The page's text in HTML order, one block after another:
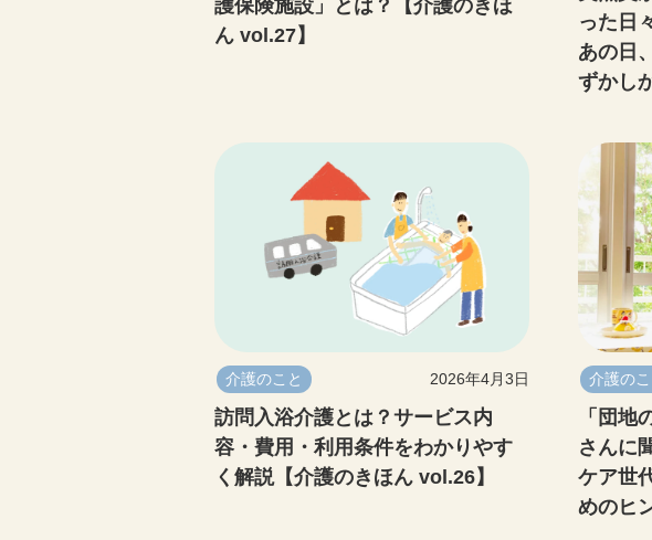
護保険施設」とは？【介護のきほ
ん vol.27】
った日
あの日
ずかし
介護のこと 2026年4月3日
訪問入浴介護とは？サービス内
容・費用・利用条件をわかりやす
く解説【介護のきほん vol.26】
介護のこ
「団地
さんに
ケア世
めのヒ